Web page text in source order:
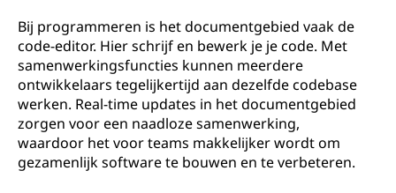
Bij programmeren is het documentgebied vaak de
code-editor. Hier schrijf en bewerk je je code. Met
samenwerkingsfuncties kunnen meerdere
ontwikkelaars tegelijkertijd aan dezelfde codebase
werken. Real-time updates in het documentgebied
zorgen voor een naadloze samenwerking,
waardoor het voor teams makkelijker wordt om
gezamenlijk software te bouwen en te verbeteren.